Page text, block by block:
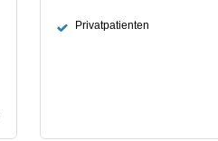
Privatpatienten